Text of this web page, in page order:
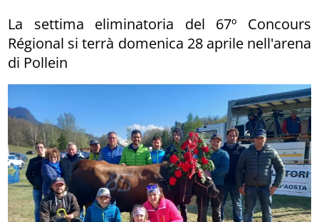
La settima eliminatoria del 67º Concours
Régional si terrà domenica 28 aprile nell'arena
di Pollein